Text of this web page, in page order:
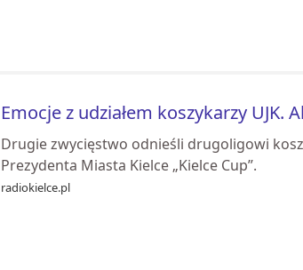
Emocje z udziałem koszykarzy UJK.
Drugie zwycięstwo odnieśli drugoligowi
Prezydenta Miasta Kielce „Kielce Cup”.
radiokielce.pl